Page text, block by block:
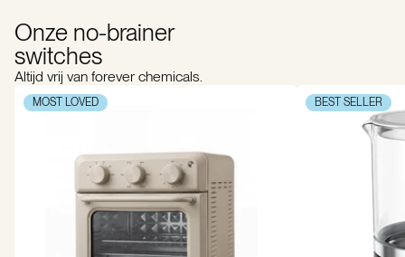
Onze no-brainer
switches
Altijd vrij van forever chemicals.
MOST LOVED BEST SELLER